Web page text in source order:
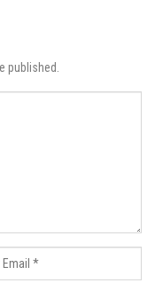
published.